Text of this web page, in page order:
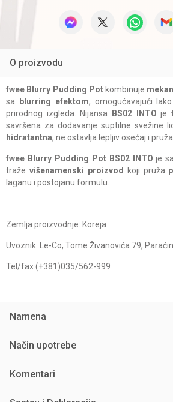
O proizvodu
fwee Blurry Pudding Potkombinuje
sa
blurring efektom, omogućavajući
prirodnog izgleda. Nijansa
BS02 INTO je
savršena za dodavanje suptilne svežine
hidratantna, ne ostavlja lepljiv osećaj i
fwee Blurry Pudding Pot BS02 INTO je
traže višenamenski proizvod koji pruža
laganu i postojanu formulu.
Zemlja proizvodnje: Koreja
Uvoznik: Le-Co, Tome Živanovića 79, Paraćin
Tel/fax:(+381)035/562-999
Namena
Način upotrebe
Komentari